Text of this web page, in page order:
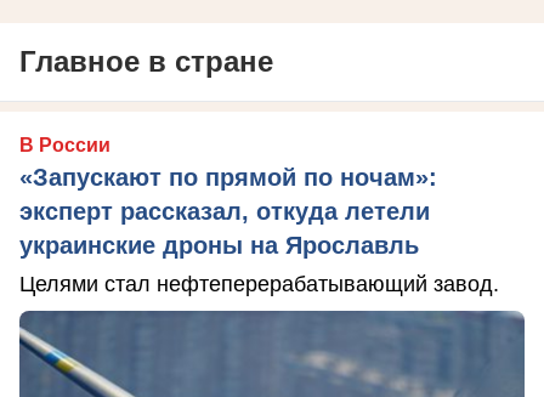
Главное в стране
В России
«Запускают по прямой по ночам»:
эксперт рассказал, откуда летели
украинские дроны на Ярославль
Целями стал нефтеперерабатывающий завод.